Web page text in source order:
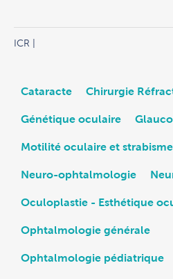
ICR
Cataracte Chirurgie
Génétique oculaire
Motilité oculaire et strabisme
Neuro-ophtalmologie
Oculoplastie - Esthétique
Ophtalmologie générale
Ophtalmologie pédiatrique